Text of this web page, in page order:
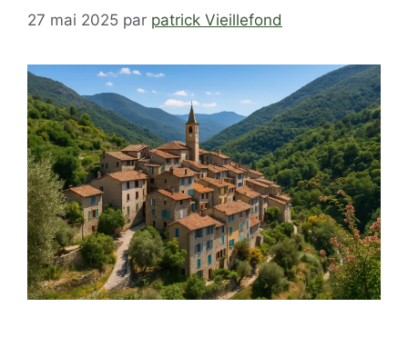
27 mai 2025 par patrick Vieillefond